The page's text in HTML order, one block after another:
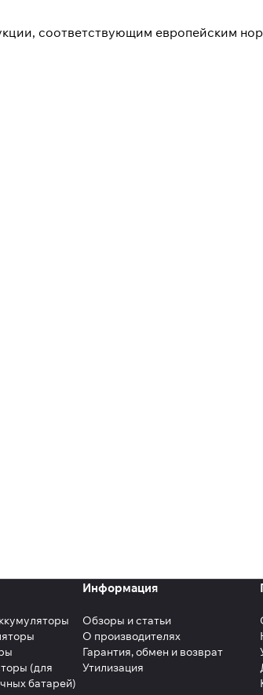
соответствующим европейским
(для
батарей)
Информация
Обзоры и статьи
О производителях
Гарантия, обмен и возврат
Утилизация